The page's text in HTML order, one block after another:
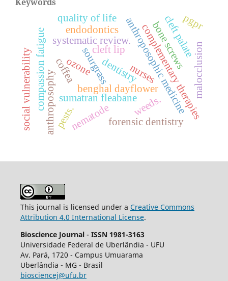
benghal dayflower
sourgrass
sumatran fleabaneweeds.
anthroposophy anthroposophic medicine
complementary therapies
dentistry
forensic dentistry
systematic review. bone screws
cleft lip cleft palate
ozone
coffea
nematode
pests.
endodontics
compassion fatigue nurses
social vulnerability malocclusion
quality of life pgpr
This journal is licensed under a Creative Commons
Attribution 4.0 International License.
Bioscience Journal - ISSN 1981-3163
Universidade Federal de Uberlândia - UFU
Av. Pará, 1720 - Campus Umuarama
Uberlândia - MG - Brasil
biosciencej@ufu.br